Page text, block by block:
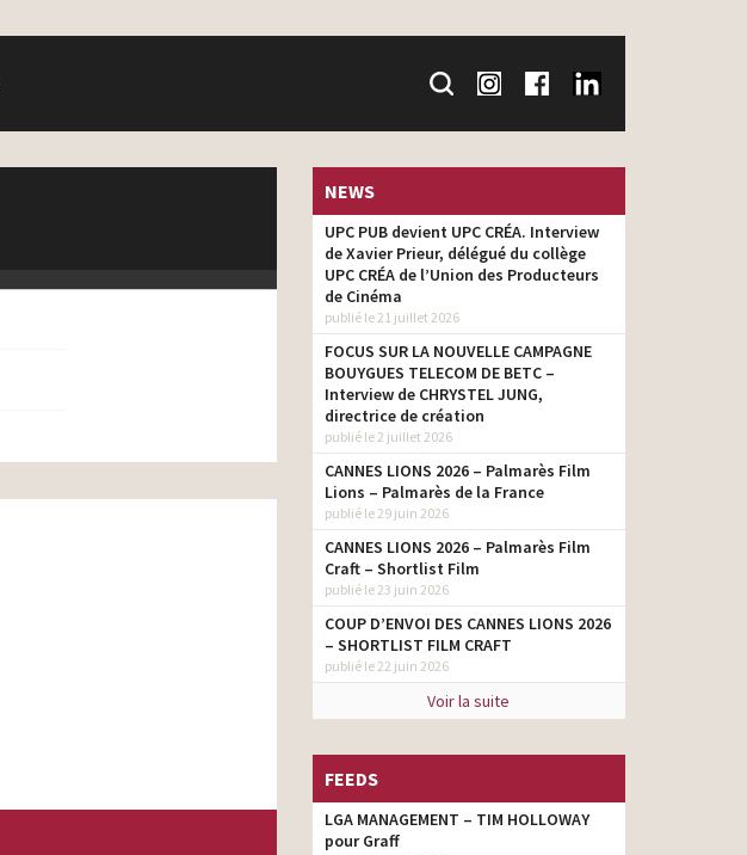
NEWS
UPC PUB devient UPC CRÉA. Interview
de Xavier Prieur, délégué du collège
UPC CRÉA de l’Union des Producteurs
de Cinéma
publié le 21 juillet 2026
FOCUS SUR LA NOUVELLE CAMPAGNE
BOUYGUES TELECOM DE BETC –
Interview de CHRYSTEL JUNG,
directrice de création
publié le 2 juillet 2026
CANNES LIONS 2026 – Palmarès Film
Lions – Palmarès de la France
publié le 29 juin 2026
CANNES LIONS 2026 – Palmarès Film
Craft – Shortlist Film
publié le 23 juin 2026
COUP D’ENVOI DES CANNES LIONS 2026
– SHORTLIST FILM CRAFT
publié le 22 juin 2026
Voir la suite
FEEDS
LGA MANAGEMENT – TIM HOLLOWAY
pour Graff